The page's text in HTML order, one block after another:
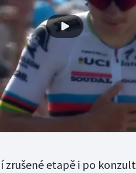
etapě i po